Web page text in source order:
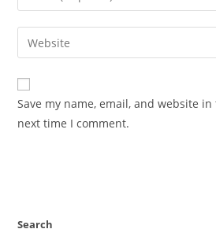
comment
your
email
address
comment
Enter
your
website
URL
(optional)
Save my name, email, and website
next time I comment.
Search